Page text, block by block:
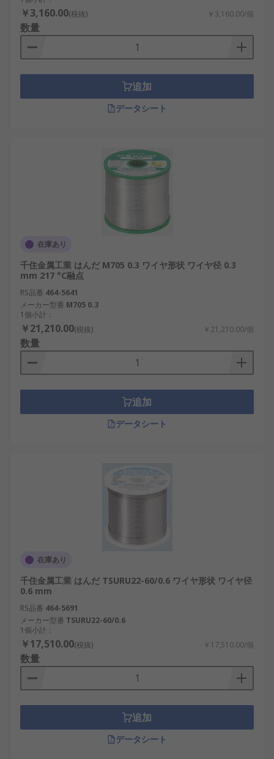
￥3,160.00(税抜) ￥3,160.00/個
数量
追加
データシート
在庫あり
千住金属工業 はんだ M705 0.3 ワイヤ形状 ワイヤ径 0.3
mm 217 °C融点
RS品番 464-5641
メーカー型番 M705 0.3
1個小計：
￥21,210.00(税抜) ￥21,210.00/個
数量
追加
データシート
在庫あり
千住金属工業 はんだ TSURU22-60/0.6 ワイヤ形状 ワイヤ径
0.6 mm
RS品番 464-5691
メーカー型番 TSURU22-60/0.6
1個小計：
￥17,510.00(税抜) ￥17,510.00/個
数量
追加
データシート